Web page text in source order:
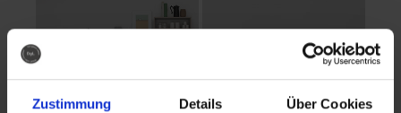
Zustimmung Details Über Cookies